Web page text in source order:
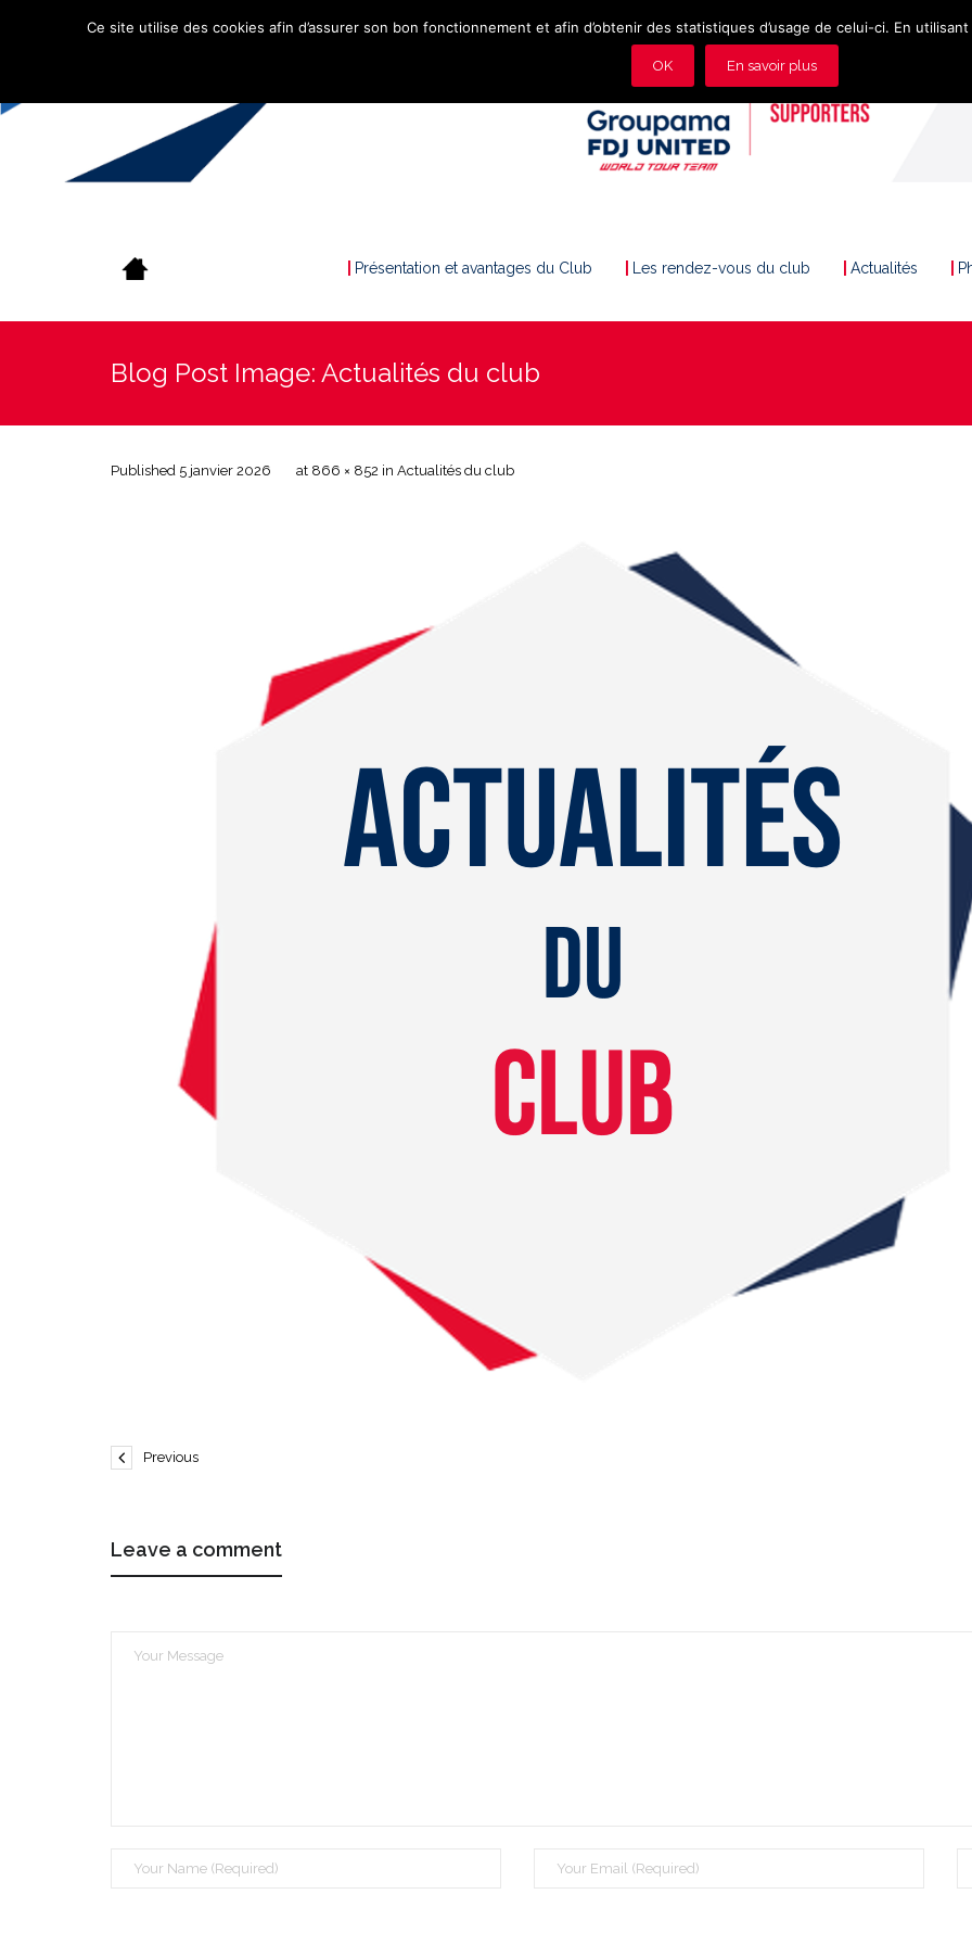
Présentation et avantages du Club Les rendez-vous du club Actualités
Blog Post Image: Actualités du club
Published 5 janvier 2026 at 866 × 852 in Actualités du club
Previous
Leave a comment
Ce site utilise des cookies afin d’assurer son bon fonctionnement et afin d’obtenir des statistiques d’usage de celui-ci. En
OK En savoir plus